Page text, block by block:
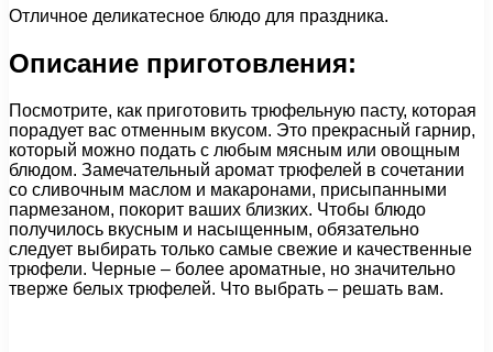
Отличное деликатесное блюдо для праздника.
Описание приготовления:
Посмотрите, как приготовить трюфельную пасту, которая
порадует вас отменным вкусом. Это прекрасный гарнир,
который можно подать с любым мясным или овощным
блюдом. Замечательный аромат трюфелей в сочетании
со сливочным маслом и макаронами, присыпанными
пармезаном, покорит ваших близких. Чтобы блюдо
получилось вкусным и насыщенным, обязательно
следует выбирать только самые свежие и качественные
трюфели. Черные – более ароматные, но значительно
тверже белых трюфелей. Что выбрать – решать вам.